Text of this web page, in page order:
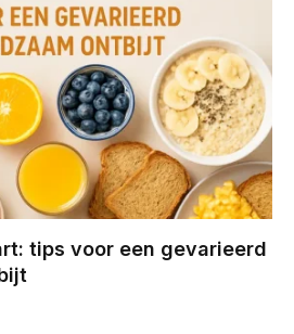
tips voor een gevarieerd